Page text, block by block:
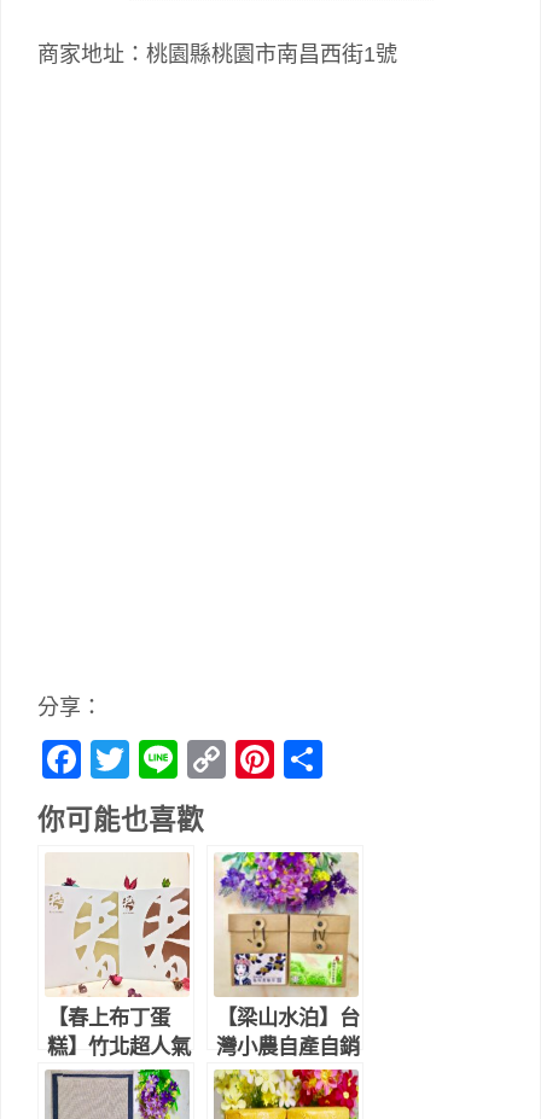
商家地址：桃園縣桃園市南昌西街1號
分享：
Facebook
Twitter
LineCopyPinterest
你可能也喜歡
【春上布丁蛋
糕】竹北超人氣
伴手禮，看似平
凡的美味蛋糕，
【梁山水泊】台
灣小農自產自銷
的花草茶，冷泡
熱沖都好喝，送